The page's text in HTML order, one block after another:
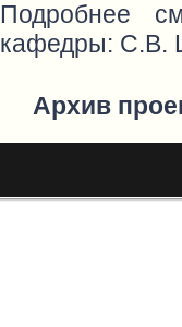
Подробнее
кафедры: С.В.
Архив